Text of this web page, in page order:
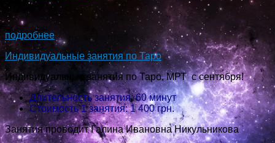
...
подробнее
Индивидуальные занятия по Таро
Индивидуальные занятия по Таро, МРТ с сентября!
Длительность занятия: 60 минут
Стоимость 1 занятия: 1 400 грн.
Занятия проводит Галина Ивановна Никульникова